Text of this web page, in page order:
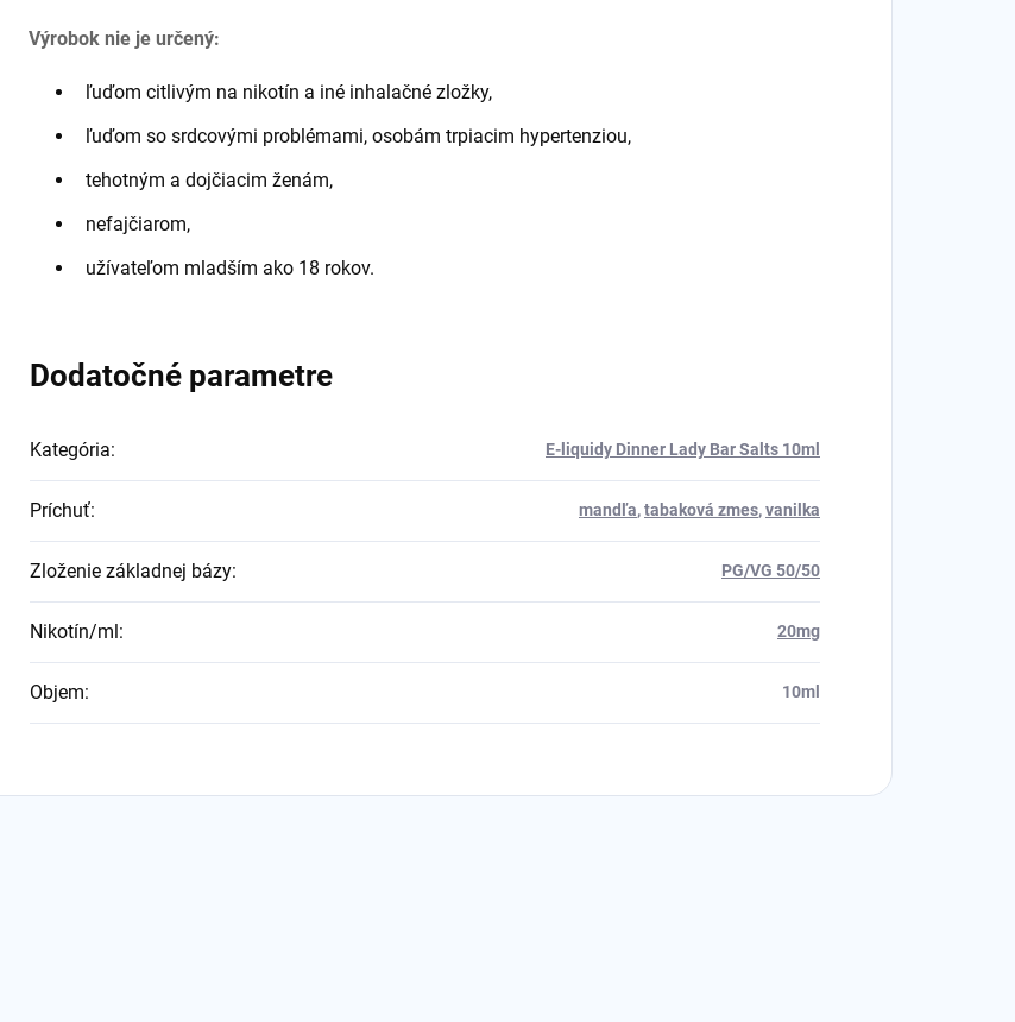
Výrobok nie je určený:
ľuďom citlivým na nikotín a iné inhalačné zložky,
ľuďom so srdcovými problémami, osobám trpiacim hypertenziou,
tehotným a dojčiacim ženám,
nefajčiarom,
užívateľom mladším ako 18 rokov.
Dodatočné parametre
Kategória: E-liquidy Dinner Lady Bar Salts 10ml
Príchuť: mandľa,tabaková zmes,vanilka
Zloženie základnej bázy: PG/VG 50/50
Nikotín/ml: 20mg
Objem: 10ml